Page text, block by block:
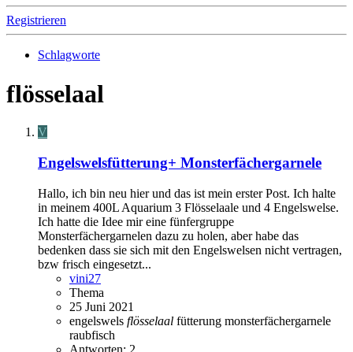
Registrieren
Schlagworte
flösselaal
V
Engelswelsfütterung+ Monsterfächergarnele
Hallo, ich bin neu hier und das ist mein erster Post. Ich halte
in meinem 400L Aquarium 3 Flösselaale und 4 Engelswelse.
Ich hatte die Idee mir eine fünfergruppe
Monsterfächergarnelen dazu zu holen, aber habe das
bedenken dass sie sich mit den Engelswelsen nicht vertragen,
bzw frisch eingesetzt...
vini27
Thema
25 Juni 2021
engelswels flösselaal fütterung monsterfächergarnele
raubfisch
Antworten: 2